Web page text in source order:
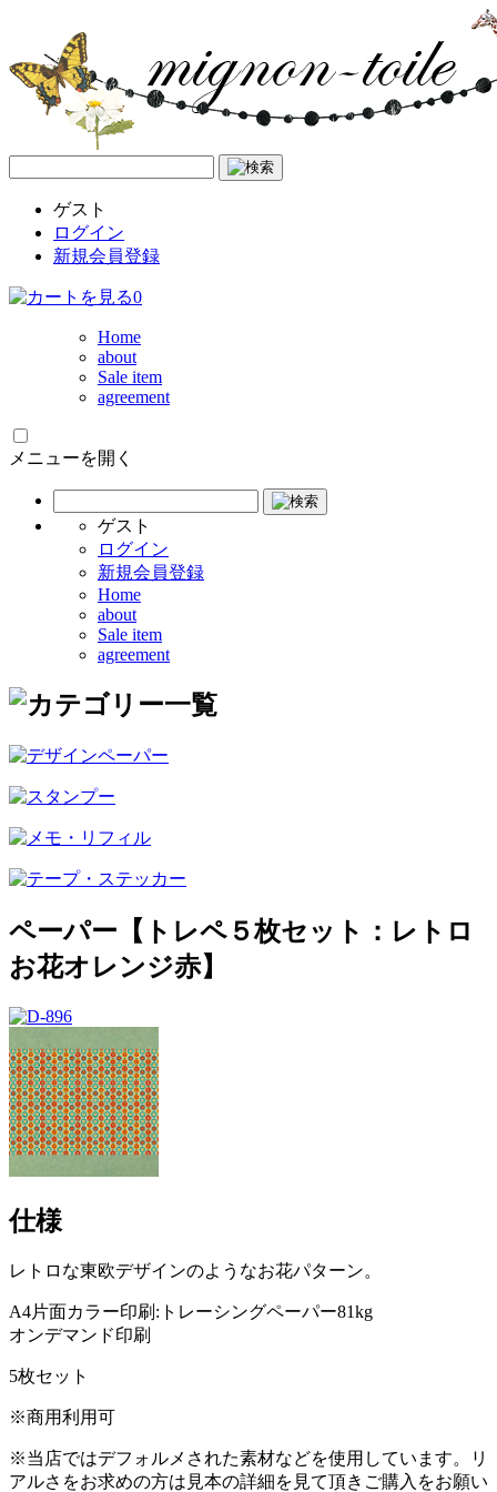
ゲスト
ログイン
新規会員登録
0
Home
about
Sale item
agreement
メニューを開く
ゲスト
ログイン
新規会員登録
Home
about
Sale item
agreement
ペーパー【トレペ５枚セット：レトロ
お花オレンジ赤】
仕様
レトロな東欧デザインのようなお花パターン。
A4片面カラー印刷:トレーシングペーパー81kg
オンデマンド印刷
5枚セット
※商用利用可
※当店ではデフォルメされた素材などを使用しています。リ
アルさをお求めの方は見本の詳細を見て頂きご購入をお願い